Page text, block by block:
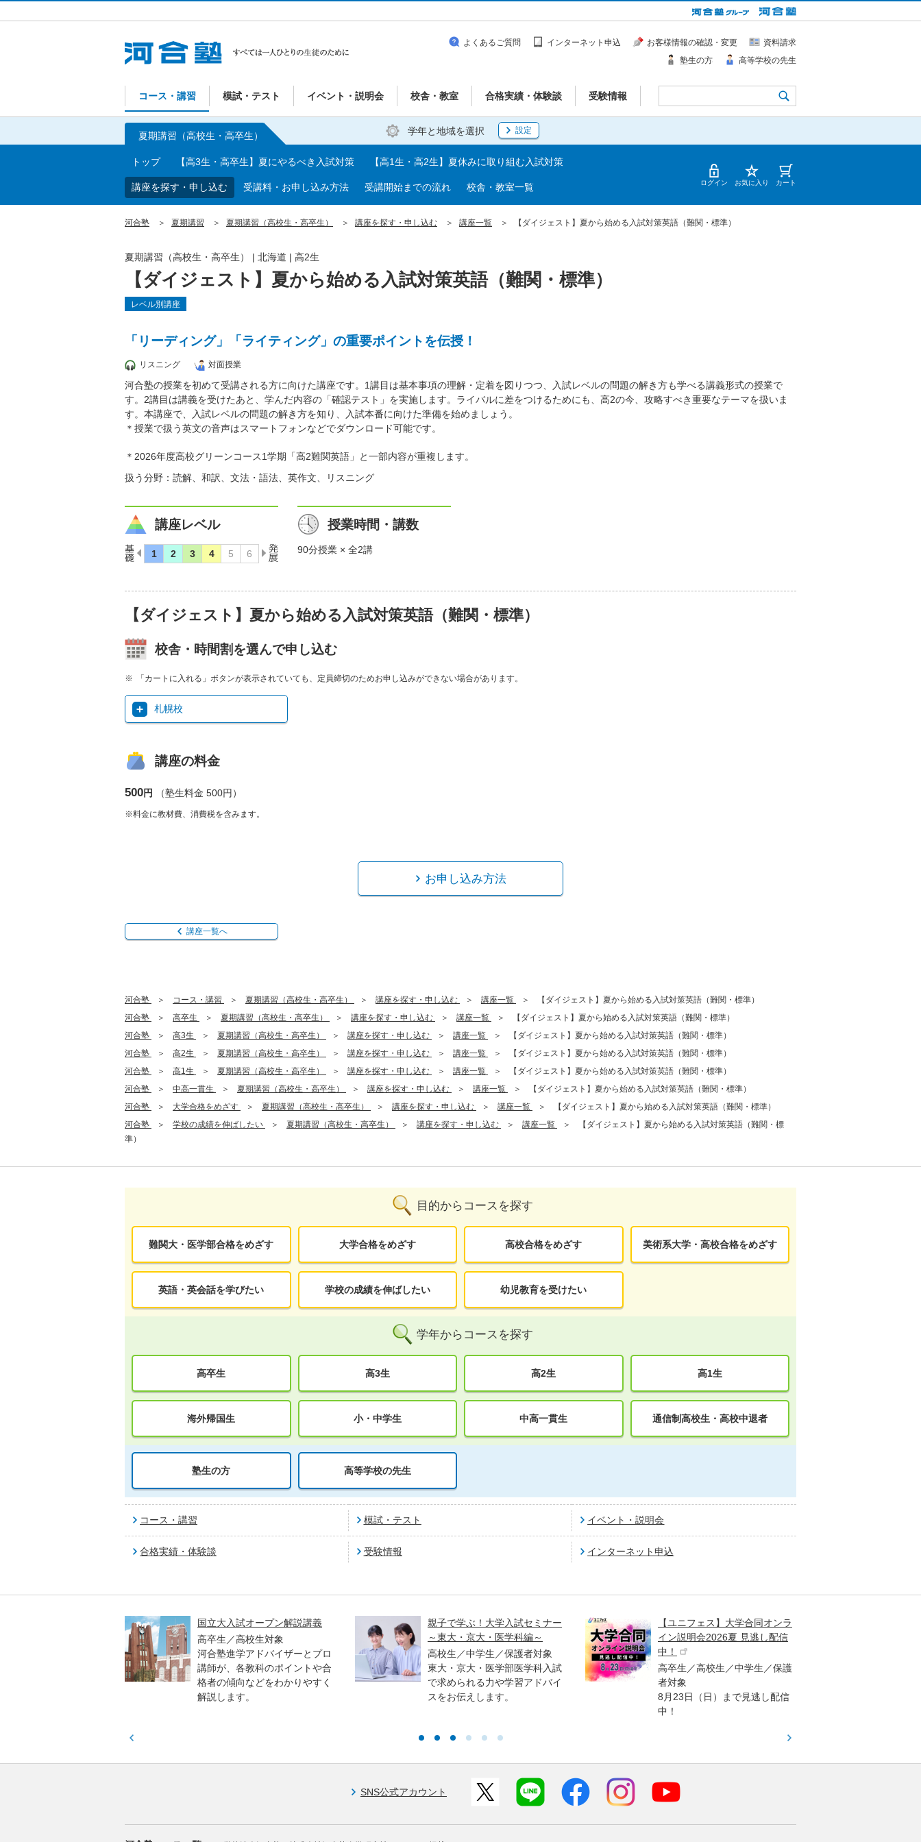
コース・講習 模試・テスト イベント・説明会 校舎・教室 合格実績・体験談 受験情報
よくあるご質問 インターネット申込 お客様情報の確認・変更
資料請求
塾生の方
高等学校の先生
学年と地域を選択 設定
夏期講習（高校生・高卒生）
トップ 【高3生・高卒生】夏にやるべき入試対策 【高1生・高2生】夏休みに取り組む入試対策
講座を探す・申し込む 受講料・お申し込み方法 受講開始までの流れ 校舎・教室一覧 ログイン お気に入り カート
河合塾 夏期講習 夏期講習（高校生・高卒生） 講座を探す・申し込む 講座一覧 【ダイジェスト】夏から始める入試対策英語（難関・標準）
【ダイジェスト】夏から始める入試対策英語（難関・標準）
夏期講習（高校生・高卒生） | 北海道 | 高2生
レベル別講座
「リーディング」「ライティング」の重要ポイントを伝授！
リスニング 対面授業
河合塾の授業を初めて受講される方に向けた講座です。1講目は基本事項の理解・定着を図りつつ、入試レベルの問題の解き方も学べる講義形式の授業で
す。2講目は講義を受けたあと、学んだ内容の「確認テスト」を実施します。ライバルに差をつけるためにも、高2の今、攻略すべき重要なテーマを扱いま
す。本講座で、入試レベルの問題の解き方を知り、入試本番に向けた準備を始めましょう。
＊授業で扱う英文の音声はスマートフォンなどでダウンロード可能です。
＊2026年度高校グリーンコース1学期「高2難関英語」と一部内容が重複します。
扱う分野：読解、和訳、文法・語法、英作文、リスニング
講座レベル 授業時間・講数
90分授業 × 全2講
【ダイジェスト】夏から始める入試対策英語（難関・標準）
校舎・時間割を選んで申し込む
「カートに入れる」ボタンが表示されていても、定員締切のためお申し込みができない場合があります。
札幌校
講座の料金
500円 （塾生料金 500円）
※料金に教材費、消費税を含みます。
お申し込み方法
講座一覧へ
河合塾 コース・講習 夏期講習（高校生・高卒生） 講座を探す・申し込む 講座一覧
【ダイジェスト】夏から始める入試対策英語（難関・標準）
河合塾
高卒生 夏期講習（高校生・高卒生） 講座を探す・申し込む 講座一覧
【ダイジェスト】夏から始める入試対策英語（難関・標準）
河合塾
高3生 夏期講習（高校生・高卒生） 講座を探す・申し込む 講座一覧
【ダイジェスト】夏から始める入試対策英語（難関・標準）
河合塾
高2生 夏期講習（高校生・高卒生） 講座を探す・申し込む 講座一覧
【ダイジェスト】夏から始める入試対策英語（難関・標準）
河合塾
高1生 夏期講習（高校生・高卒生） 講座を探す・申し込む 講座一覧
【ダイジェスト】夏から始める入試対策英語（難関・標準）
河合塾
中高一貫生 夏期講習（高校生・高卒生） 講座を探す・申し込む 講座一覧
【ダイジェスト】夏から始める入試対策英語（難関・標準）
河合塾
大学合格をめざす 夏期講習（高校生・高卒生） 講座を探す・申し込む 講座一覧
【ダイジェスト】夏から始める入試対策英語（難関・標準）
河合塾
学校の成績を伸ばしたい 夏期講習（高校生・高卒生） 講座を探す・申し込む 講座一覧
【ダイジェスト】夏から始める入試対策英語（難関・標
準）
目的からコースを探す
難関大・医学部合格をめざす 大学合格をめざす 高校合格をめざす 美術系大学・高校合格をめざす
英語・英会話を学びたい 学校の成績を伸ばしたい 幼児教育を受けたい
学年からコースを探す
高卒生 高3生 高2生 高1生
海外帰国生 小・中学生 中高一貫生 通信制高校生・高校中退者
塾生の方 高等学校の先生
コース・講習 模試・テスト イベント・説明会
合格実績・体験談 受験情報 インターネット申込
国立大入試オープン解説講義
高卒生／高校生対象
河合塾進学アドバイザーとプロ
講師が、各教科のポイントや合
格者の傾向などをわかりやすく
解説します。
親子で学ぶ！大学入試セミナー
～東大・京大・医学科編～
高校生／中学生／保護者対象
東大・京大・医学部医学科入試
で求められる力や学習アドバイ
スをお伝えします。
【ユニフェス】大学合同オンラ
イン説明会2026夏 見逃し配信
中！
高卒生／高校生／中学生／保護
者対象
8月23日（日）まで見逃し配信
中！
SNS公式アカウント